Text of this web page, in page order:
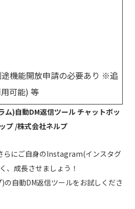
途機能開放申請の必要あり ※追
可能) 等
)自動DM返信ツール チャットボッ
プ /株式会社ネルプ
らにご自身のInstagram(インスタグ
、成長させましょう！
自動DM返信ツールをお試しくださ